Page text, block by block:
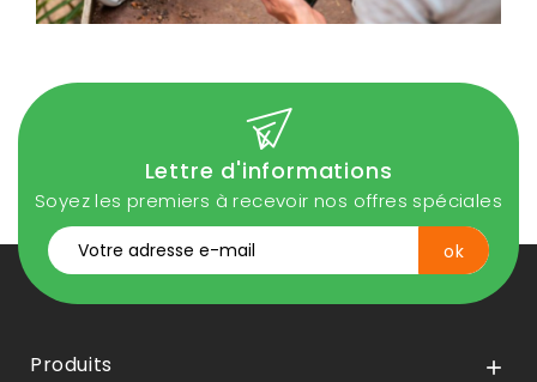
Lettre d'informations
Soyez les premiers à recevoir nos offres spéciales
Produits 